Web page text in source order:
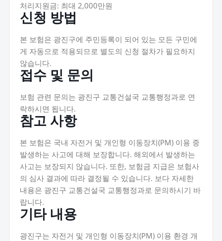
처리지원금: 최대 2,000만원
신청 방법
본 보험은 광진구에 주민등록이 되어 있는 모든 구민에
게 자동으로 적용되므로 별도의 신청 절차가 필요하지
않습니다.
접수 및 문의
보험 관련 문의는 광진구 교통건설국 교통행정과로 연
락하시면 됩니다.
참고 사항
본 보험은 국내 자전거 및 개인형 이동장치(PM) 이용 중
발생하는 사고에 대해 보장합니다. 해외에서 발생하는
사고는 보장되지 않습니다. 또한, 보험금 지급은 보험사
의 심사 결과에 따라 결정될 수 있습니다. 보다 자세한
내용은 광진구 교통건설국 교통행정과로 문의하시기 바
랍니다.
기타 내용
광진구는 자전거 및 개인형 이동장치(PM) 이용 환경 개